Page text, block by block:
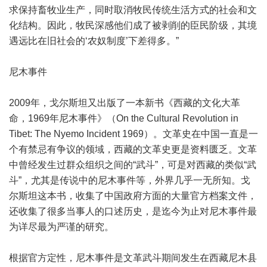
求保持畜牧业生产，同时取消牧民传统生活方式的社会和文
化结构。因此，牧民深感他们成了被剥削的臣民阶级，其境
遇远比在旧社会的‘农奴制度’下差得多。”
尼木事件
2009年，戈尔斯坦又出版了一本新书《西藏的文化大革
命，1969年尼木事件》（On the Cultural Revolution in
Tibet: The Nyemo Incident 1969）。文革史在中国一直是一
个有禁忌有争议的领域，西藏的文革史更是资料匮乏。文革
中曾经发生过群众组织之间的“武斗”，可是对西藏的类似“武
斗”，尤其是传说中的尼木事件等，外界几乎一无所知。戈
尔斯坦这本书，收集了中国政府方面的大量官方档案文件，
还收集了很多当事人的口述历史，是迄今为止对尼木事件最
为详尽最为严谨的研究。
根据官方定性，尼木事件是文革武斗期间发生在西藏尼木县